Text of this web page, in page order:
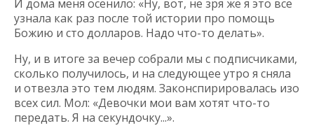
И дома меня осенило: «Ну, вот, не зря же я это все
узнала как раз после той истории про помощь
Божию и сто долларов. Надо что-то делать».
Ну, и в итоге за вечер собрали мы с подписчиками,
сколько получилось, и на следующее утро я сняла
и отвезла это тем людям. Законспирировалась изо
всех сил. Мол: «Девочки мои вам хотят что-то
передать. Я на секундочку...».